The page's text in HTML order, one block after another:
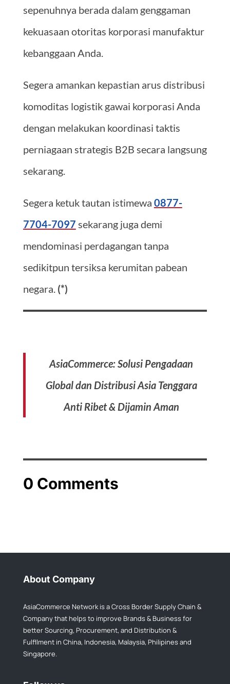
sepenuhnya berada dalam genggaman
kekuasaan otoritas korporasi manufaktur
kebanggaan Anda.
Segera amankan kepastian arus distribusi
komoditas logistik gawai korporasi Anda
dengan melakukan koordinasi taktis
perniagaan strategis B2B secara langsung
sekarang.
Segera ketuk tautan istimewa 0877-
7704-7097 sekarang juga demi
mendominasi perdagangan tanpa
sedikitpun tersiksa kerumitan pabean
negara. (*)
AsiaCommerce: Solusi Pengadaan
Global dan Distribusi Asia Tenggara
Anti Ribet & Dijamin Aman
0 Comments
About Company
AsiaCommerce Network is a Cross Border Supply Chain &
Company that helps to improve Brands & Business for
better Sourcing, Procurement, and Distribution &
Fulfllment in China, Indonesia, Malaysia, Philipines and
Singapore.